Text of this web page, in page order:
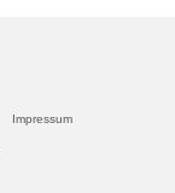
Impressum